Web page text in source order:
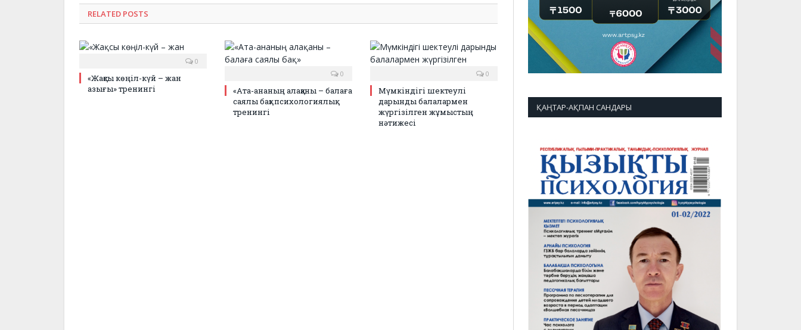
RELATED POSTS
0
«Жақсы көңіл-күй – жан
азығы» тренингі
0
«Ата-ананың алақаны – балаға
саялы бақ» психологиялық
тренингі
0
Мүмкіндігі шектеулі
дарынды балалармен
жүргізілген жұмыстың
нәтижесі
ҚАҢТАР-АҚПАН САНДАРЫ